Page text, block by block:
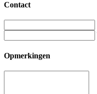
Contact
Opmerkingen